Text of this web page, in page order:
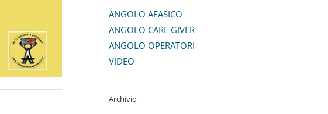
ANGOLO AFASICO
ANGOLO CARE GIVER
ANGOLO OPERATORI
VIDEO
Archivio